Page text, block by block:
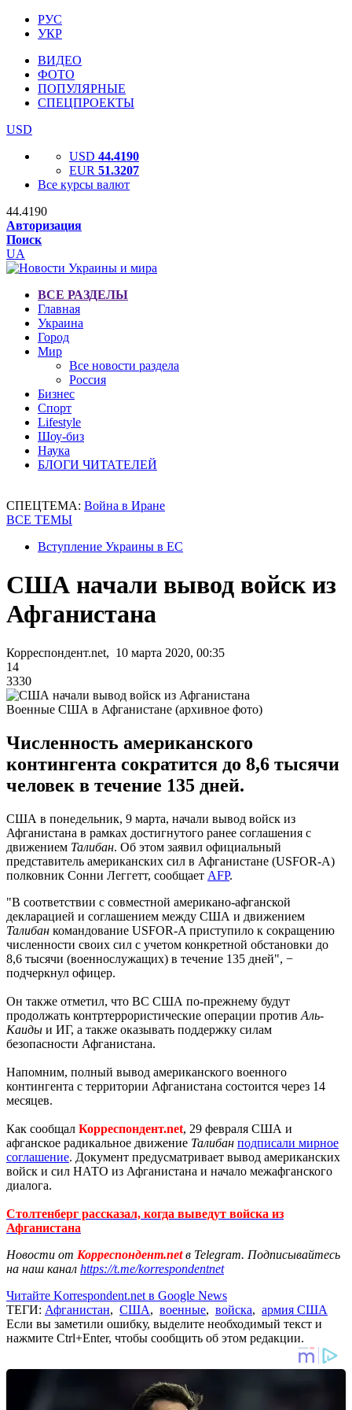
РУС
УКР
ВИДЕО
ФОТО
ПОПУЛЯРНЫЕ
СПЕЦПРОЕКТЫ
USD
USD 44.4190
EUR 51.3207
Все курсы валют
44.4190
Авторизация
Поиск
UA
ВСЕ РАЗДЕЛЫ
Главная
Украина
Город
Мир
Все новости раздела
Россия
Бизнес
Спорт
Lifestyle
Шоу-биз
Наука
БЛОГИ ЧИТАТЕЛЕЙ
СПЕЦТЕМА: Война в Иране
ВСЕ ТЕМЫ
Вступление Украины в ЕС
США начали вывод войск из
Афганистана
Корреспондент.net, 10 марта 2020, 00:35
14
3330
Военные США в Афганистане (архивное фото)
Численность американского
контингента сократится до 8,6 тысячи
человек в течение 135 дней.
США в понедельник, 9 марта, начали вывод войск из
Афганистана в рамках достигнутого ранее соглашения с
движением Талибан. Об этом заявил официальный
представитель американских сил в Афганистане (USFOR-A)
полковник Сонни Леггетт, сообщает AFP.
"В соответствии с совместной американо-афганской
декларацией и соглашением между США и движением
Талибан командование USFOR-A приступило к сокращению
численности своих сил с учетом конкретной обстановки до
8,6 тысячи (военнослужащих) в течение 135 дней", −
подчеркнул офицер.
Он также отметил, что ВС США по-прежнему будут
продолжать контртеррористические операции против Аль-
Каиды и ИГ, а также оказывать поддержку силам
безопасности Афганистана.
Напомним, полный вывод американского военного
контингента с территории Афганистана состоится через 14
месяцев.
Как сообщал Корреспондент.net, 29 февраля США и
афганское радикальное движение Талибан подписали мирное
соглашение. Документ предусматривает вывод американских
войск и сил НАТО из Афганистана и начало межафганского
диалога.
Столтенберг рассказал, когда выведут войска из
Афганистана
Новости от Корреспондент.netв Telegram. Подписывайтесь
на наш канал https://t.me/korrespondentnet
Читайте Korrespondent.net в Google News
ТЕГИ: Афганистан, США, военные, войска, армия США
Если вы заметили ошибку, выделите необходимый текст и
нажмите Ctrl+Enter, чтобы сообщить об этом редакции.